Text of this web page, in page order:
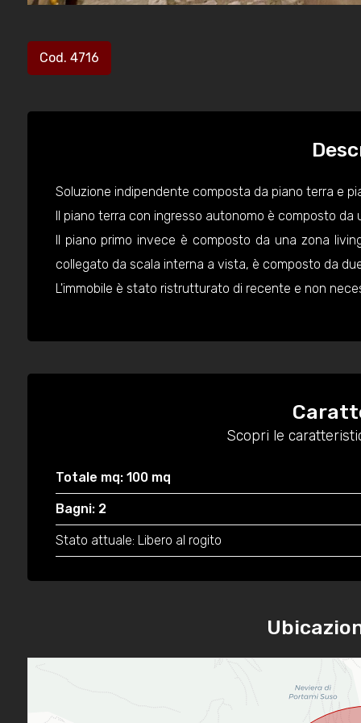
Cod. 4716
Soluzione indipendente composta da piano terra e
Il piano terra con ingresso autonomo è composto da
Il piano primo invece è composto da una zona
collegato da scala interna a vista, è composto da
L'immobile è stato ristrutturato di recente e non
Scopri le
Totale mq: 100 mq
Bagni: 2
Stato attuale: Libero al rogito